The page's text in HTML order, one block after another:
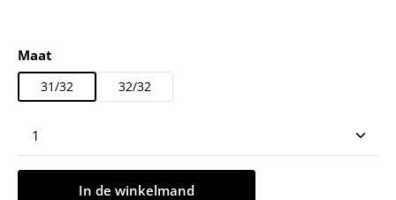
Selecteer
Maat
31/32 32/32
Producthoeveelheid: Voer de gewenste
In de winkelmand